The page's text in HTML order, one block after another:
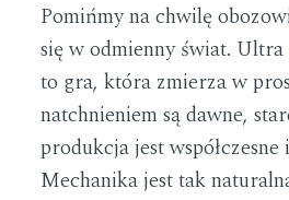
Pomińmy na chwilę
się w odmienny świat.
to gra, która zmierza w
natchnieniem są dawne,
produkcja jest
Mechanika jest tak